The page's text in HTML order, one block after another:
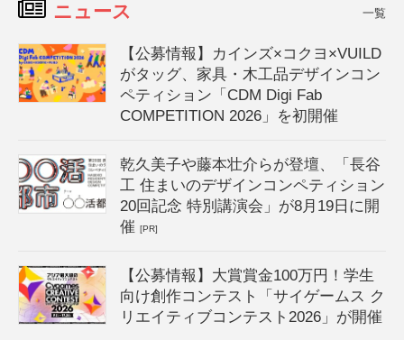
ニュース 一覧
【公募情報】カインズ×コクヨ×VUILD
がタッグ、家具・木工品デザインコン
ペティション「CDM Digi Fab
COMPETITION 2026」を初開催
乾久美子や藤本壮介らが登壇、「長谷
工 住まいのデザインコンペティション
20回記念 特別講演会」が8月19日に開
催[PR]
【公募情報】大賞賞金100万円！学生
向け創作コンテスト「サイゲームス ク
リエイティブコンテスト2026」が開催